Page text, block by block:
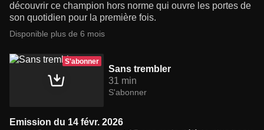
découvrir ce champion hors norme qui ouvre les portes de
son quotidien pour la première fois.
Disponible plus de 6 mois
S'abonner
Sans trembler
31 min
S'abonner
Emission du 14 févr. 2026